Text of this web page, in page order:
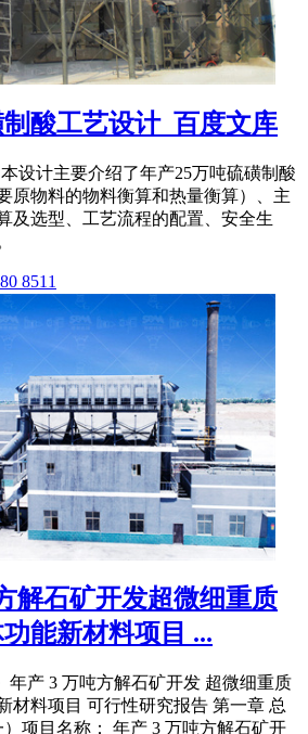
酸工艺设计_百度文库
设计主要介绍了年产25万吨硫磺制酸
原物料的物料衡算和热量衡算）、主
及选型、工艺流程的配置、安全生
8511
解石矿开发超微细重质
能新材料项目 ...
年产 3 万吨方解石矿开发 超微细重质
材料项目 可行性研究报告 第一章 总
项目名称： 年产 3 万吨方解石矿开